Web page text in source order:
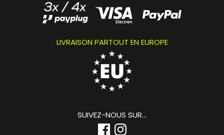
LIVRAISON PARTOUT EN EUROPE
SUIVEZ-NOUS SUR...